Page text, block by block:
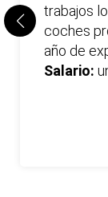
trabajos
coches
año de
Salario: